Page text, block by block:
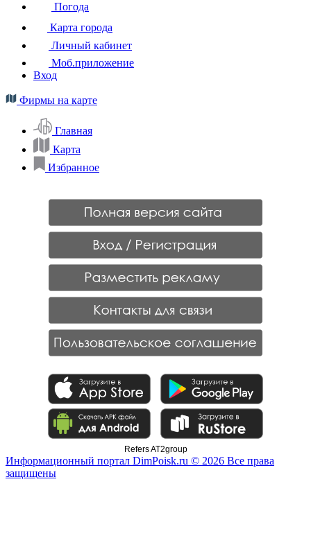
Погода
Карта города
Личный кабинет
Моб.приложение
Вход
Фирмы на карте
Главная
Карта
Избранное
Refers AT2group
Информационный портал DimPoisk.ru © 2026 Все права
защищены